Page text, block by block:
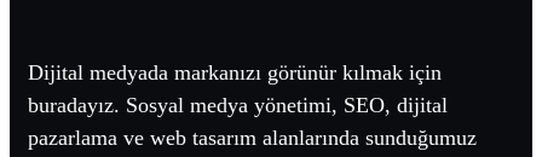
Dijital medyada markanızı görünür kılmak için
buradayız. Sosyal medya yönetimi, SEO, dijital
pazarlama ve web tasarım alanlarında sunduğumuz